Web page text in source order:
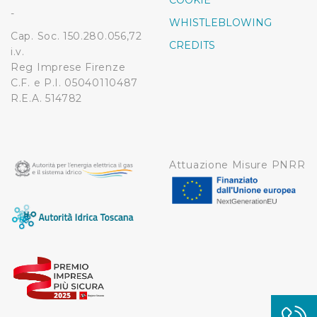
fruibile il sito web abilitandone funzionalità di base quali
la navigazione sulle pagine e l'accesso alle aree
traffico sul nostro sito web, per personalizzare
contenuti ed annunci e per fornire funzionalità dei social
media, condividendo informazioni sul modo in cui
l’Utente utilizza il nostro sito con i nostri partner. Tali
soggetti, che si occupano di analisi dei dati web,
informazioni ricevute con altre informazioni che l’Utente
ha fornito loro o che hanno raccolto dal suo utilizzo dei
loro servizi.
-
Cap. Soc. 150.280.056,72
i.v.
Reg Imprese Firenze
C.F. e P.I. 05040110487
R.E.A. 514782
WHISTLEBLOWING
CREDITS
Attuazione Misure PNRR